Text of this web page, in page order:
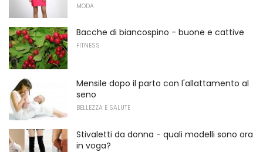
MODA
Bacche di biancospino - buone e cattive
FITNESS
Mensile dopo il parto con l'allattamento al
seno
BELLEZZA E SALUTE
Stivaletti da donna - quali modelli sono ora
in voga?